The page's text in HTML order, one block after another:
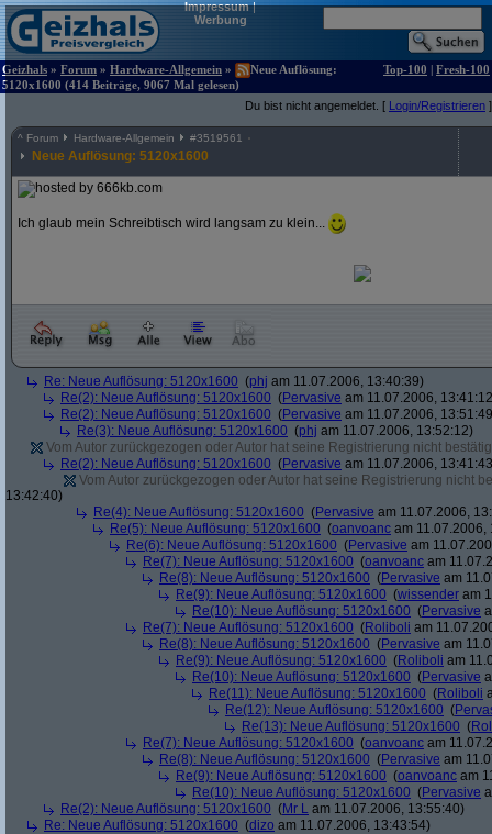
Impressum|
Werbung
Geizhals » Forum » Hardware-Allgemein »
Neue Auflösung:
5120x1600 (414 Beiträge, 9067 Mal gelesen)
Top-100 | Fresh-100
Du bist nicht angemeldet. [ Login/Registrieren ]
^ Forum Hardware-Allgemein #3519561
Neue Auflösung: 5120x1600
Ich glaub mein Schreibtisch wird langsam zu klein...
Re: Neue Auflösung: 5120x1600 (phj am 11.07.2006, 13:40:39)
Re(2): Neue Auflösung: 5120x1600 (Pervasive am 11.07.2006,
Re(2): Neue Auflösung: 5120x1600 (Pervasive am 11.07.2006,
Re(3): Neue Auflösung: 5120x1600 (phj am 11.07.2006, 13:52:12)
Vom Autor zurückgezogen oder Autor hat seine Registrierung nicht
Re(2): Neue Auflösung: 5120x1600 (Pervasive am 11.07.2006,
Vom Autor zurückgezogen oder Autor hat seine Registrierung nicht
13:42:40)
Re(4): Neue Auflösung: 5120x1600 (Pervasive am 11.07.2006,
Re(5): Neue Auflösung: 5120x1600 (oanvoanc am 11.07.2006,
Re(6): Neue Auflösung: 5120x1600 (Pervasive am
Re(7): Neue Auflösung: 5120x1600 (oanvoanc am
Re(8): Neue Auflösung: 5120x1600 (Pervasive am
Re(9): Neue Auflösung: 5120x1600 (wissender am
Re(10): Neue Auflösung: 5120x1600 (Pervasive
Re(7): Neue Auflösung: 5120x1600 (Roliboli am
Re(8): Neue Auflösung: 5120x1600 (Pervasive am
Re(9): Neue Auflösung: 5120x1600 (Roliboli am
Re(10): Neue Auflösung: 5120x1600 (Pervasive
Re(11): Neue Auflösung: 5120x1600 (Roliboli
Re(12): Neue Auflösung: 5120x1600 (
Re(13): Neue Auflösung: 5120x1600 (
Re(7): Neue Auflösung: 5120x1600 (oanvoanc am
Re(8): Neue Auflösung: 5120x1600 (Pervasive am
Re(9): Neue Auflösung: 5120x1600 (oanvoanc am
Re(10): Neue Auflösung: 5120x1600 (Pervasive
Re(2): Neue Auflösung: 5120x1600 (Mr L am 11.07.2006, 13:55:40)
Re: Neue Auflösung: 5120x1600 (dizo am 11.07.2006, 13:43:54)